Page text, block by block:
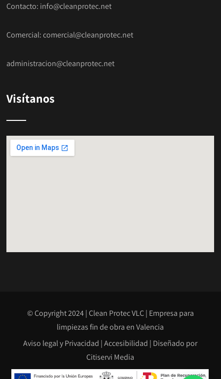
Contacto: info@cleanprotec.net
Comercial:comercial@cleanprotec.net
administracion@cleanprotec.net
Visítanos
© Copyright 2024 | Clean Protec VLC | Empresa para
limpiezas fin de obra en Valencia
Aviso legal y Privacidad |Accesibilidad | Diseñado por
Citiservi Media